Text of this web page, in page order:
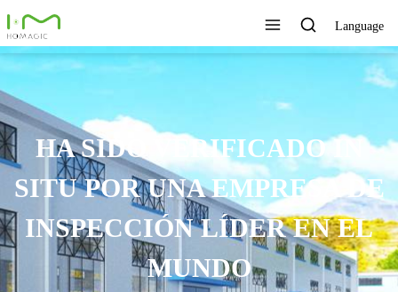
Language
HA SIDO VERIFICADO IN
SITU POR UNA EMPRESA DE
INSPECCIÓN LÍDER EN EL
MUNDO